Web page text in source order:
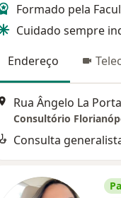
Formado pela
Cuidado sempre
Endereço
Rua Ângelo La
Consultório
Consulta